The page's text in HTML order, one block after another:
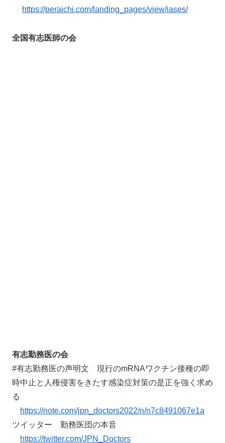
https://peraichi.com/landing_pages/view/iases/
全国有志医師の会
有志勤務医の会
#有志勤務医の声明文 現行のmRNAワクチン接種の即
時中止と人権侵害をきたす感染症対策の是正を強く求め
る
https://note.com/jpn_doctors2022/n/n7c8491067e1a
ツイッター 勤務医団の本音
https://twitter.com/JPN_Doctors